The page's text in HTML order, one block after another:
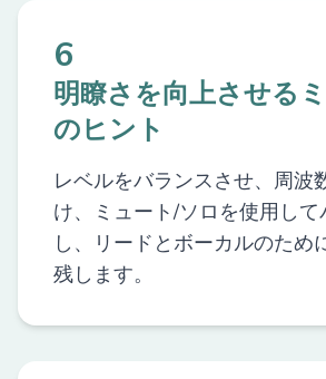
6
明瞭さを向上させる
のヒント
レベルをバランスさせ、周波
け、ミュート/ソロを使用し
し、リードとボーカルのため
残します。